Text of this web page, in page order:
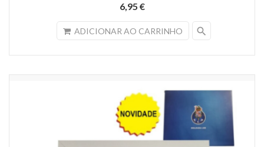
6,95 €
ADICIONAR AO CARRINHO search